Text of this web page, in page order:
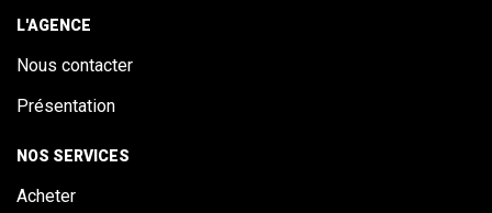
L'AGENCE
Nous contacter
Présentation
NOS SERVICES
Acheter